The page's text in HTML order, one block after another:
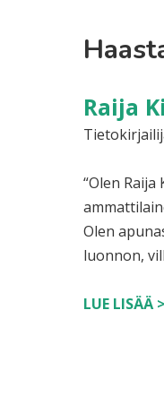
Raija
“Olen
Olen
luonnon,
LUE LISÄÄ